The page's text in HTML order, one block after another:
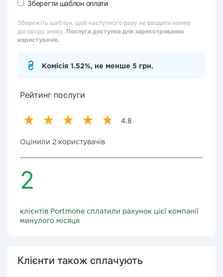
Зберегти шаблон оплати
Збережіть шаблон, щоб наступного разу не вводити номер
договору знову. Послуга доступна для зареєстрованих
користувачів.
Комісія 1.52%, не менше 5 грн.
Рейтинг послуги
4.8
Оцінили 2 користувачів
2
клієнтів Portmone сплатили рахунок цієї компанії
минулого місяця
Клієнти також сплачують